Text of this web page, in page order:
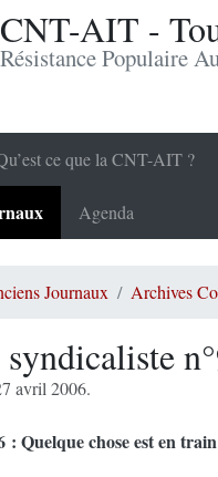
CNT-AIT -
Résistance Populaire
ce que la CNT-AIT ?
Agenda
Journaux Archives
avril 2006.
: Quelque chose est en